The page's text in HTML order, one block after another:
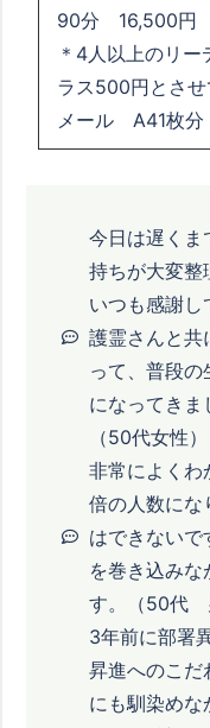
90分 16,500円
＊4人以上のリ
ラス500円とさせ
メール A41枚
今日は遅くま
持ちが大変整
いつも感謝し
護霊さんと共
って、普段の
になってきま
（50代女性）
非常によくわ
倍の人数にな
はできないで
を巻き込みな
す。（50代
3年前に部署
昇進へのこだ
にも馴染めな